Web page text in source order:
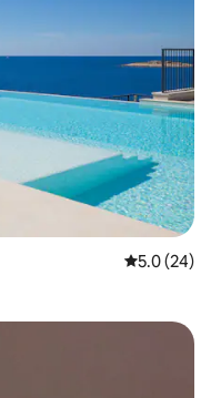
レビュー24
5.0 (24)